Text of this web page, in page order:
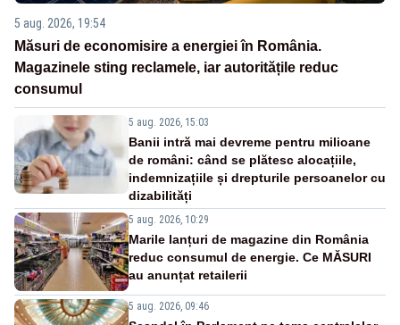
5 aug. 2026, 19:54
Măsuri de economisire a energiei în România.
Magazinele sting reclamele, iar autoritățile reduc
consumul
5 aug. 2026, 15:03
Banii intră mai devreme pentru milioane
de români: când se plătesc alocațiile,
indemnizațiile și drepturile persoanelor cu
dizabilități
5 aug. 2026, 10:29
Marile lanțuri de magazine din România
reduc consumul de energie. Ce MĂSURI
au anunțat retailerii
5 aug. 2026, 09:46